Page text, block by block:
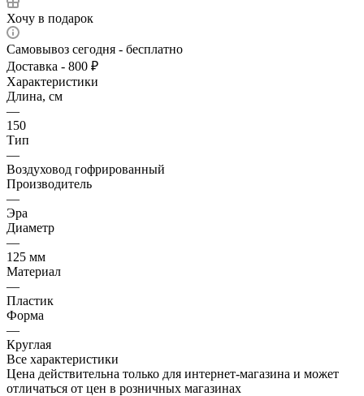
Хочу в подарок
Самовывоз сегодня - бесплатно
Доставка - 800 ₽
Характеристики
Длина, см
—
150
Тип
—
Воздуховод гофрированный
Производитель
—
Эра
Диаметр
—
125 мм
Материал
—
Пластик
Форма
—
Круглая
Все характеристики
Цена действительна только для интернет-магазина и может
отличаться от цен в розничных магазинах